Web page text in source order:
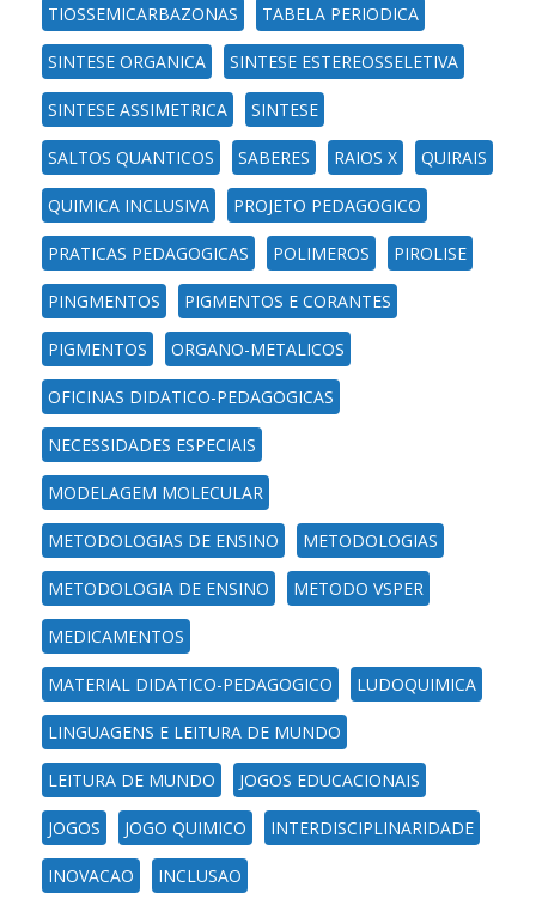
TIOSSEMICARBAZONAS TABELA PERIODICA
SINTESE ORGANICA SINTESE ESTEREOSSELETIVA
SINTESE ASSIMETRICA SINTESE
SALTOS QUANTICOS SABERES RAIOS X QUIRAIS
QUIMICA INCLUSIVA PROJETO PEDAGOGICO
PRATICAS PEDAGOGICAS POLIMEROS PIROLISE
PINGMENTOS PIGMENTOS E CORANTES
PIGMENTOS ORGANO-METALICOS
OFICINAS DIDATICO-PEDAGOGICAS
NECESSIDADES ESPECIAIS
MODELAGEM MOLECULAR
METODOLOGIAS DE ENSINO METODOLOGIAS
METODOLOGIA DE ENSINO METODO VSPER
MEDICAMENTOS
MATERIAL DIDATICO-PEDAGOGICO LUDOQUIMICA
LINGUAGENS E LEITURA DE MUNDO
LEITURA DE MUNDO JOGOS EDUCACIONAIS
JOGOS JOGO QUIMICO INTERDISCIPLINARIDADE
INOVACAO INCLUSAO